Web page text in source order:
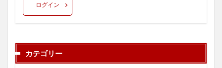
ログイン
カテゴリー